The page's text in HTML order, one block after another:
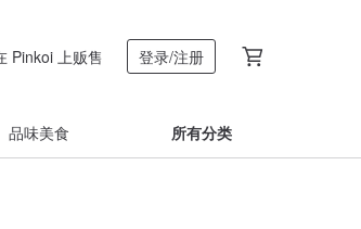
Pinkoi 上贩售 登录/注册
品味美食 所有分类